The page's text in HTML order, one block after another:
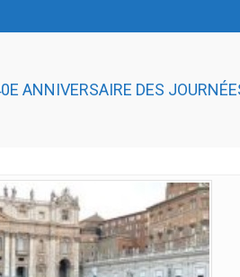
ANNIVERSAIRE DES